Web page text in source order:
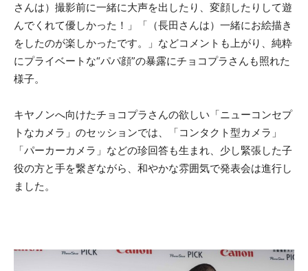
さんは）撮影前に一緒に大声を出したり、変顔したりして遊
んでくれて優しかった！」「（長田さんは）一緒にお絵描き
をしたのが楽しかったです。」などコメントも上がり、純粋
にプライベートな“パパ顔”の暴露にチョコプラさんも照れた
様子。
キヤノンへ向けたチョコプラさんの欲しい「ニューコンセプ
トなカメラ」のセッションでは、「コンタクト型カメラ」
「パーカーカメラ」などの珍回答も生まれ、少し緊張した子
役の方と手を繋ぎながら、和やかな雰囲気で発表会は進行し
ました。